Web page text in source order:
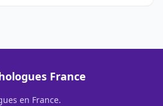
France
en France.